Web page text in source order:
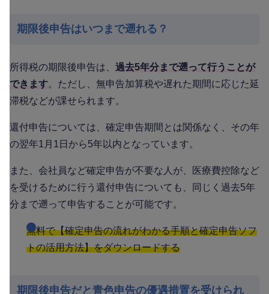
期限後申告はいつまで遡れる？
所得税の期限後申告は、 過去5年分まで遡って行うことが
できます。ただし、無申告加算税や遅れた期間に応じた延
滞税などが課せられます。
還付申告については、確定申告期間とは関係なく、その年
の翌年1月1日から5年以内となっています。
また、会社員など確定申告が不要な人が、医療費控除など
を受けるために行う還付申告についても、同じく過去5年
分まで遡って申告することが可能です。
無料で【確定申告の流れがわかる手順と確定申告ソフ
トの活用方法】をダウンロードする
期限後申告だと青色申告の優遇措置を受けられ